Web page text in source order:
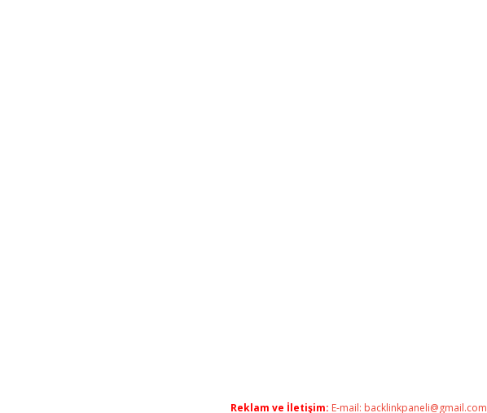
Reklam ve İletişim: E-mail: backlinkpaneli@gmail.com